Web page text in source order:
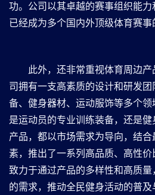
功。公司以其卓越的赛事组织能力
已经成为多个国内外顶级体育赛事
此外，还非常重视体育周边
司拥有一支高素质的设计和研发
备、健身器材、运动服饰等多个
是运动员的专业训练装备，还是健
产品，都以市场需求为导向，结
素，推出了一系列高品质、高性价
致力于通过产品的多样性和高质
的需求，推动全民健身活动的普及